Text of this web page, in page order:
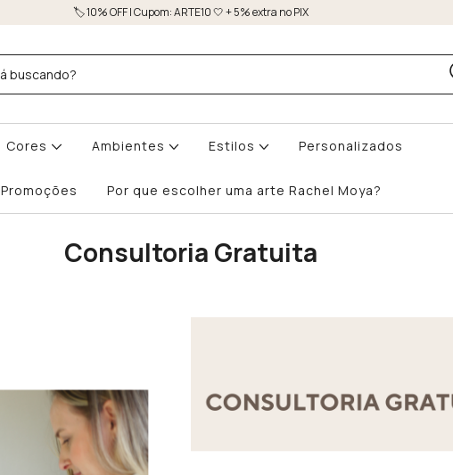
🏷️ 10% OFF | Cupom: ARTE10 🤍 + 5% extra no PIX
Cores Ambientes Estilos Personalizados
Promoções Por que escolher uma arte Rachel Moya?
Consultoria Gratuita